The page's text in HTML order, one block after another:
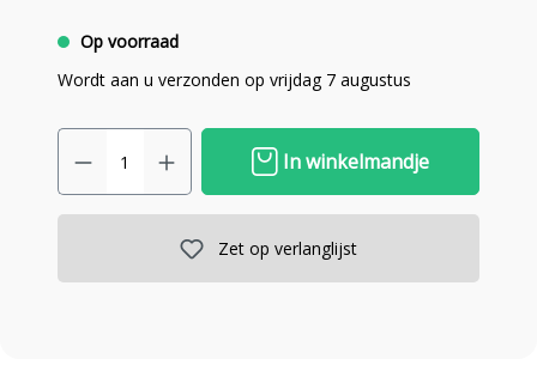
Op voorraad
Wordt aan u verzonden op vrijdag 7 augustus
In winkelmandje
Zet op verlanglijst